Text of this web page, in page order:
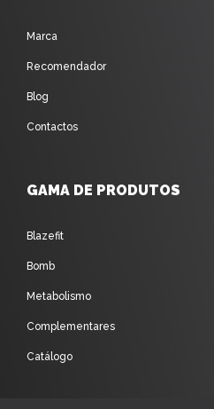
Marca
Recomendador
Blog
Contactos
GAMA DE PRODUTOS
Blazefit
Bomb
Metabolismo
Complementares
Catálogo